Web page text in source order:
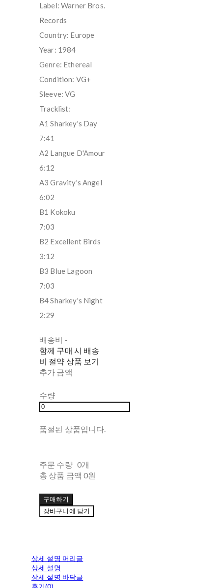
Label: Warner Bros.
Records
Country: Europe
Year: 1984
Genre: Ethereal
Condition: VG+
Sleeve: VG
Tracklist:
A1 Sharkey's Day
7:41
A2 Langue D'Amour
6:12
A3 Gravity's Angel
6:02
B1 Kokoku
7:03
B2 Excellent Birds
3:12
B3 Blue Lagoon
7:03
B4 Sharkey's Night
2:29
배송비 -
함께 구매 시 배송
비 절약 상품 보기
추가 금액
수량
품절된 상품입니다.
주문 수량 0개
총 상품 금액 0원
구매하기
장바구니에 담기
상세 설명 머리글
상세 설명
상세 설명 바닥글
후기(0)